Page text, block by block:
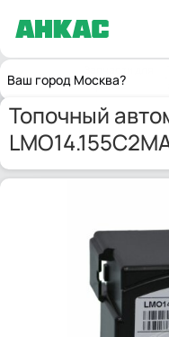
Ваш город Москва?
Главнаягорелок
Топочный